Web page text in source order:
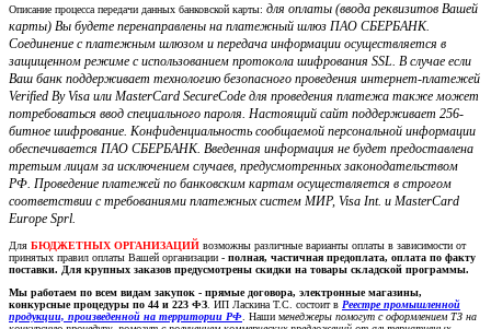
Описание процесса передачи данных банковской карты: для оплаты (ввода реквизитов Вашей
карты) Вы будете перенаправлены на платежный шлюз ПАО СБЕРБАНК.
Соединение с платежным шлюзом и передача информации осуществляется в
защищенном режиме с использованием протокола шифрования SSL. В случае если
Ваш банк поддерживает технологию безопасного проведения интернет-платежей
Verified By Visa или MasterCard SecureCode для проведения платежа также может
потребоваться ввод специального пароля. Настоящий сайт поддерживает 256-
битное шифрование. Конфиденциальность сообщаемой персональной информации
обеспечивается ПАО СБЕРБАНК. Введенная информация не будет предоставлена
третьим лицам за исключением случаев, предусмотренных законодательством
РФ. Проведение платежей по банковским картам осуществляется в строгом
соответствии с требованиями платежных систем МИР, Visa Int. и MasterCard
Europe Sprl.
Для БЮДЖЕТНЫХ ОРГАНИЗАЦИЙ возможны различные варианты оплаты в зависимости от
принятых правил оплаты Вашей организации - полная, частичная предоплата, оплата по факту
поставки. Для крупных заказов предусмотрены скидки на товары складской программы.
Мы работаем по всем видам закупок - прямые договора, электронные магазины,
конкурсные процедуры по 44 и 223 ФЗ. ИП Ласкина Т.С. состоит в Реестре промышленной
продукции, произведенной на территории РФ. Наши менеджеры помогут с оформлением ТЗ на